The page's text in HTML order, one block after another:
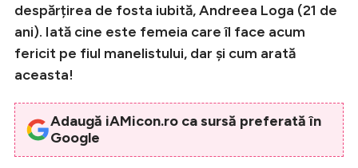
despărțirea de fosta iubită, Andreea Loga (21 de
ani). Iată cine este femeia care îl face acum
fericit pe fiul manelistului, dar și cum arată
aceasta!
Adaugă iAMicon.ro ca sursă preferată în
Google